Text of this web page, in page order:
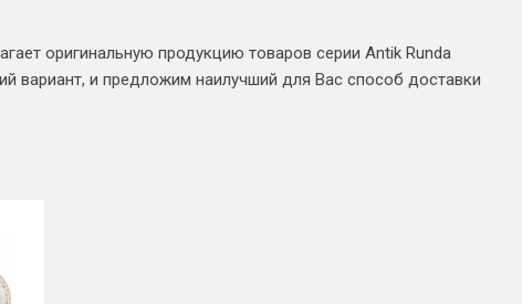
оригинальную продукцию товаров серии Antik Runda
вариант, и предложим наилучший для Вас способ доставки